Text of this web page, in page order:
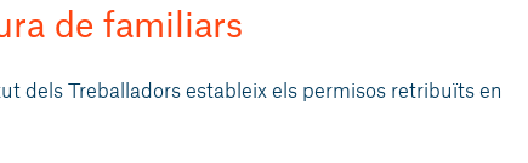
de familiars
dels Treballadors estableix els permisos retribuïts en